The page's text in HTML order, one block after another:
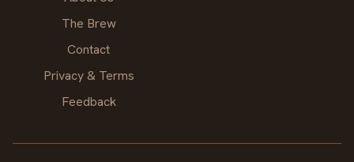
The Brew
Contact
Privacy & Terms
Feedback